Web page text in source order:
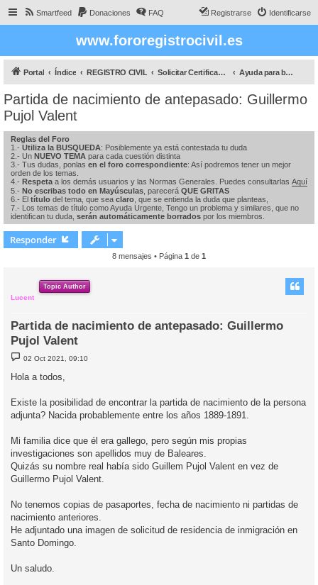
Smartfeed Donaciones FAQ Identificarse
Registrarse
www.fororegistrocivil.es
Portal Índice REGISTRO CIVIL Solicitar Certificados Ayuda para buscar a tus antepasados
Partida de nacimiento de antepasado: Guillermo
Pujol Valent
Reglas del Foro
1.- Utiliza la BUSQUEDA: Posiblemente ya está contestada tu duda
2.- Un NUEVO TEMA para cada cuestión distinta
3.- Tus dudas, ponlas en el foro correspondiente: Así podremos tener un mejor
orden de los temas.
4.- Respeta a los demás usuarios y las Normas Generales. Puedes consultarlas Aquí
5.- No escribas todo en Mayúsculas , parecerá QUE GRITAS
6.- El título del tema, que sea claro , que se entienda la duda que planteas,
7.- Los temas de título como Ayuda Urgente, Tengo un problema y similares, que no
identifican tu duda, serán automáticamente borrados por los miembros.
Responder
8 mensajes • Página 1 de 1
Topic Author
Lucent
Partida de nacimiento de antepasado: Guillermo
Pujol Valent
M
e
n
s
j
e
02 Oct 2021, 09:10
Hola a todos,
Existe la posibilidad de encontrar la partida de nacimiento de la persona
adjunta? Nacida probablemente entre los años 1889-1891.
Mi familia dice que él era gallego, pero según mis propias
investigaciones son apellidos muy de Baleares.
Quizás su nombre real había sido Guillem Pujol Valent en vez de
Guillermo Pujol Valent.
No tenemos copias de pasaportes, fecha de nacimiento ni partidas de
nacimiento anteriores.
He adjuntado una imagen de solicitud de residencia de inmigración en
Santo Domingo.
Un saludo.